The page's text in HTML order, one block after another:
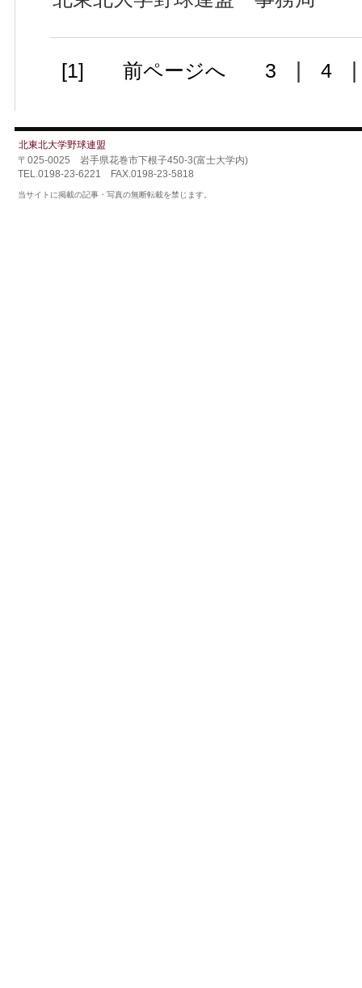
[1] 前ページへ 3 | 4
北東北大学野球連盟
〒025-0025 岩手県花巻市下根子450-3(富士大学内)
TEL.0198-23-6221 FAX.0198-23-5818
当サイトに掲載の記事・写真の無断転載を禁じます。